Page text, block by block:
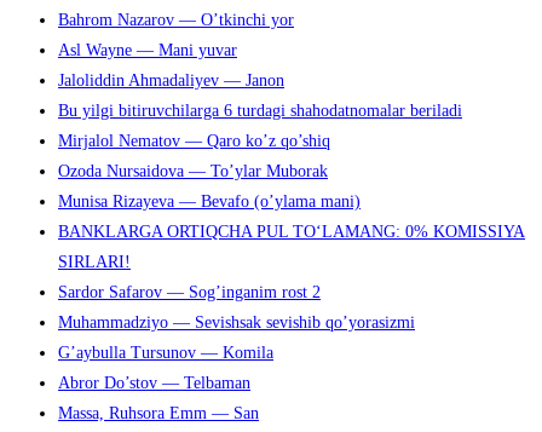
Bahrom Nazarov — O’tkinchi yor
Asl Wayne — Mani yuvar
Jaloliddin Ahmadaliyev — Janon
Bu yilgi bitiruvchilarga 6 turdagi shahodatnomalar beriladi
Mirjalol Nematov — Qaro ko’z qo’shiq
Ozoda Nursaidova — To’ylar Muborak
Munisa Rizayeva — Bevafo (o’ylama mani)
BANKLARGA ORTIQCHA PUL TO‘LAMANG: 0% KOMISSIYA
SIRLARI!
Sardor Safarov — Sog’inganim rost 2
Muhammadziyo — Sevishsak sevishib qo’yorasizmi
G’aybulla Tursunov — Komila
Abror Do’stov — Telbaman
Massa, Ruhsora Emm — San